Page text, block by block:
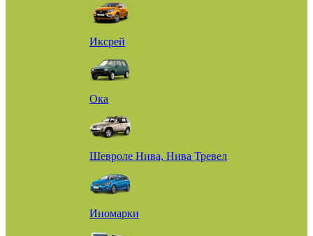
Иксрей
Ока
Шевроле Нива, Нива Тревел
Иномарки